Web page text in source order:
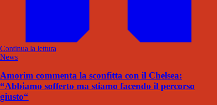
Continua la lettura
News
Amorim commenta la sconfitta con il Chelsea:
“Abbiamo sofferto ma stiamo facendo il percorso
giusto“